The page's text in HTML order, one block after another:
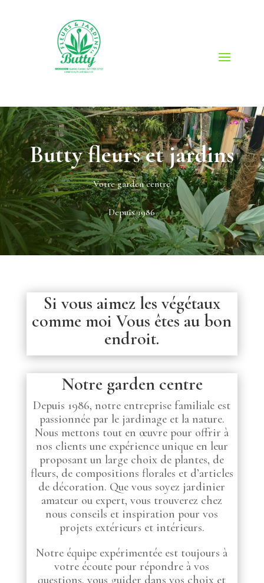
Butty fleurs et jardins
Votre garden centre
Depuis 1986
Si vous aimez les végétaux
comme moi Vous êtes au bon
endroit.
Notre garden centre
Depuis 1986, notre entreprise familiale est
passionnée par le jardinage et la nature.
Nous mettons tout en œuvre pour offrir à
nos clients une expérience unique en leur
proposant un large choix de plantes, de
fleurs, de compositions florales et d’articles
de décoration. Que vous soyez jardinier
amateur ou expert, vous trouverez chez
nous conseils et inspiration pour vos
projets extérieurs et intérieurs.
Notre équipe expérimentée est toujours à
votre écoute pour répondre à vos
questions, vous guider dans vos choix et